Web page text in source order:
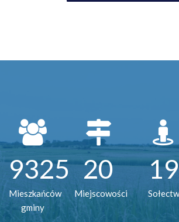
9325
Mieszkańców
gminy
20
Miejscowości
19
Sołectw